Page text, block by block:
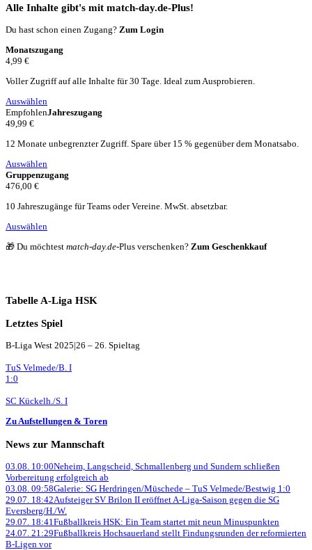
Alle Inhalte gibt's mit match-day.de-Plus!
Du hast schon einen Zugang? Zum Login
Monatszugang
4,99 €
Voller Zugriff auf alle Inhalte für 30 Tage. Ideal zum Ausprobieren.
Auswählen
EmpfohlenJahreszugang
49,99 €
12 Monate unbegrenzter Zugriff. Spare über 15 % gegenüber dem Monatsabo.
Auswählen
Gruppenzugang
476,00 €
10 Jahreszugänge für Teams oder Vereine. MwSt. absetzbar.
Auswählen
🎁 Du möchtest match-day.de-Plus verschenken? Zum Geschenkkauf
Tabelle A-Liga HSK
Letztes Spiel
B-Liga West 2025|26 – 26. Spieltag
TuS Velmede/B. I
1:0
SC Kückelh./S. I
Zu Aufstellungen & Toren
News zur Mannschaft
03.08. 10:00Neheim, Langscheid, Schmallenberg und Sundern schließen
Vorbereitung erfolgreich ab
03.08. 09:58Galerie: SG Herdringen/Müschede – TuS Velmede/Bestwig 1:0
29.07. 18:42Aufsteiger SV Brilon II eröffnet A-Liga-Saison gegen die SG
Eversberg/H./W.
29.07. 18:41 Fußballkreis HSK: Ein Team startet mit neun Minuspunkten
24.07. 21:29Fußballkreis Hochsauerland stellt Findungsrunden der reformierten
B-Ligen vor